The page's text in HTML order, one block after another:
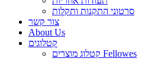
סרטוני התקנות ותקלות
צור קשר
About Us
קטלוגים
קטלוג מוצרים Fellowes